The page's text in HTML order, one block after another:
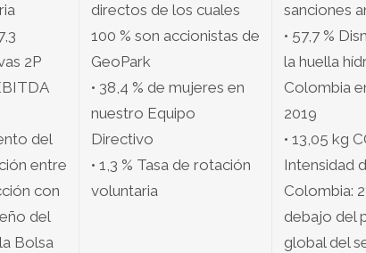
2P
del
entre
con
del
Bolsa
directos de los cuales
100 % son accionistas de
GeoPark
• 38,4 % de mujeres en
nuestro Equipo
Directivo
• 1,3 % Tasa de rotación
voluntaria
sanciones
• 57,7 %
la huella
Colombia
2019
• 13,05 kg
Intensidad
Colombia:
debajo del
global del